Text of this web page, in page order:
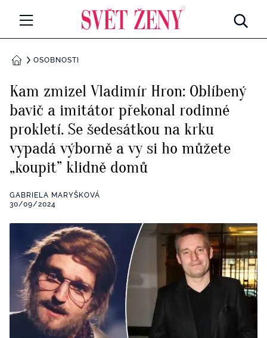
Všechny kategorie
Rozhovory
RETROHUBKY
PSYCHOLOGIE
Všechny kategorie
ZDRAVÍ
Všechny kategorie
ZÁBAVA
Všechny kategorie
Testy a kvízy
BYDLENÍ
Všechny kategorie
Tvoření
Rady a tipy
BurdaMedia
Extra
SVĚT ŽENY - 599 KČ
ROČNÍ PŘEDPLATNÉ SVĚT ŽENY +
SADA PRODUKTŮ MANA (10 ks)
DOMŮOSOBNOSTI
Kam zmizel Vladimír Hron: Oblíbený
bavič a imitátor překonal rodinné
prokletí. Se šedesátkou na krku
vypadá výborně a vy si ho můžete
„koupit” klidně domů
GABRIELA MARYŠKOVÁ
30/09/2024